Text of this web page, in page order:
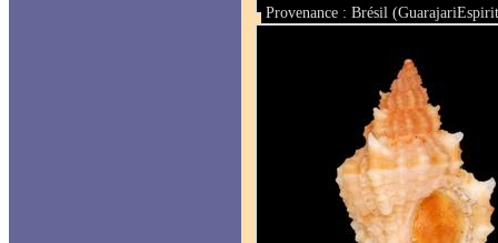
Provenance : Brésil
Taille : 31.2 mm